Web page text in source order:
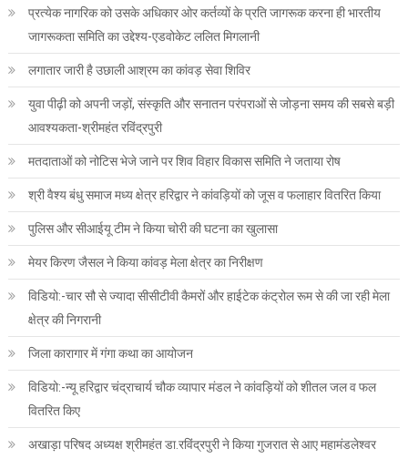
प्रत्येक नागरिक को उसके अधिकार ओर कर्तव्यों के प्रति जागरूक करना ही भारतीय
जागरूकता समिति का उद्देश्य-एडवोकेट ललित मिगलानी
लगातार जारी है उछाली आश्रम का कांवड़ सेवा शिविर
युवा पीढ़ी को अपनी जड़ों, संस्कृति और सनातन परंपराओं से जोड़ना समय की सबसे बड़ी
आवश्यकता-श्रीमहंत रविंद्रपुरी
मतदाताओं को नोटिस भेजे जाने पर शिव विहार विकास समिति ने जताया रोष
श्री वैश्य बंधु समाज मध्य क्षेत्र हरिद्वार ने कांवड़ियों को जूस व फलाहार वितरित किया
पुलिस और सीआईयू टीम ने किया चोरी की घटना का खुलासा
मेयर किरण जैसल ने किया कांवड़ मेला क्षेत्र का निरीक्षण
विडियो:-चार सौ से ज्यादा सीसीटीवी कैमरों और हाईटेक कंट्रोल रूम से की जा रही मेला
क्षेत्र की निगरानी
जिला कारागार में गंगा कथा का आयोजन
विडियो:-न्यू हरिद्वार चंद्राचार्य चौक व्यापार मंडल ने कांवड़ियों को शीतल जल व फल
वितरित किए
अखाड़ा परिषद अध्यक्ष श्रीमहंत डा.रविंद्रपुरी ने किया गुजरात से आए महामंडलेश्वर